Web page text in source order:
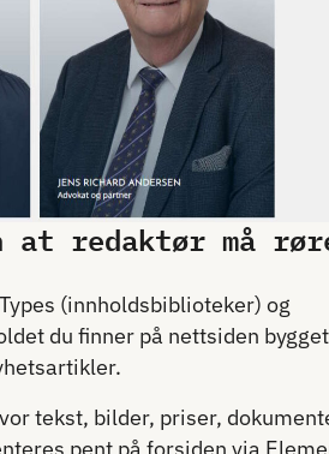
redaktør må
(innholdsbiblioteker) og
du finner på nettsiden
tekst, bilder, priser,
pent på forsiden via